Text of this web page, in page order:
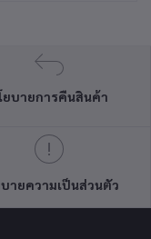
ยบายการคืนสินค้า
ายความเป็นส่วนตัว